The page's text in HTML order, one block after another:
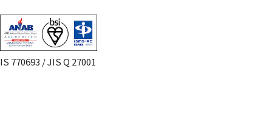
IS 770693 / JIS Q 27001